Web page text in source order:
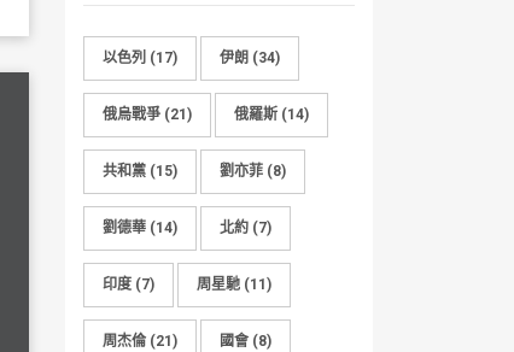
以色列 (17) 伊朗 (34)
俄烏戰爭 (21) 俄羅斯 (14)
共和黨 (15) 劉亦菲 (8)
劉德華 (14) 北約 (7)
印度 (7) 周星馳 (11)
周杰倫 (21) 國會 (8)